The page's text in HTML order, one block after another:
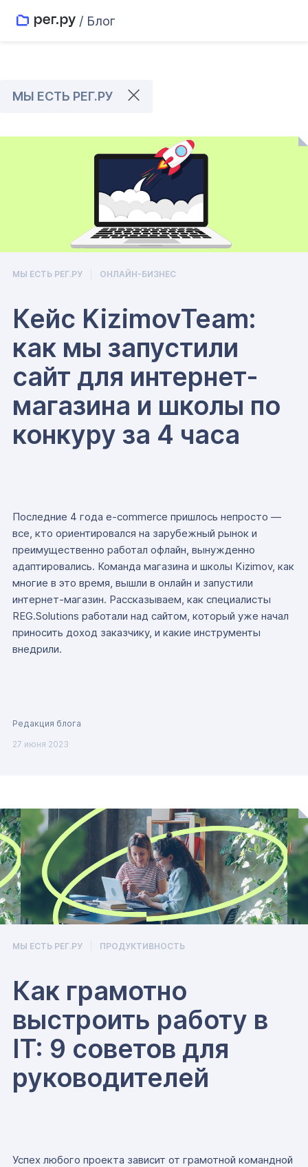
/ Блог
МЫ ЕСТЬ РЕГ.РУ
МЫ ЕСТЬ РЕГ.РУ ОНЛАЙН-БИЗНЕС
Кейс KizimovTeam:
как мы запустили
сайт для интернет-
магазина и школы по
конкуру за 4 часа
Последние 4 года e-commerce пришлось непросто —
все, кто ориентировался на зарубежный рынок и
преимущественно работал офлайн, вынужденно
адаптировались. Команда магазина и школы Kizimov, как
многие в это время, вышли в онлайн и запустили
интернет-магазин. Рассказываем, как специалисты
REG.Solutions работали над сайтом, который уже начал
приносить доход заказчику, и какие инструменты
внедрили.
Редакция блога
27 июня 2023
МЫ ЕСТЬ РЕГ.РУ ПРОДУКТИВНОСТЬ
Как грамотно
выстроить работу в
IT: 9 советов для
руководителей
Успех любого проекта зависит от грамотной командной